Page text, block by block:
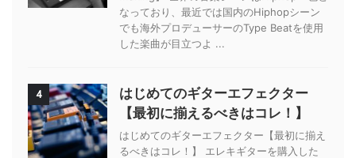
なっており、最近では国内のHiphopシーン
でも海外プロデューサーのType Beatを使用
した楽曲が目立つよ ...
4
はじめてのギターエフェクター
【最初に揃えるべきはコレ！】
はじめてのギターエフェクター【最初に揃え
るべきはコレ！】 エレキギターを購入した